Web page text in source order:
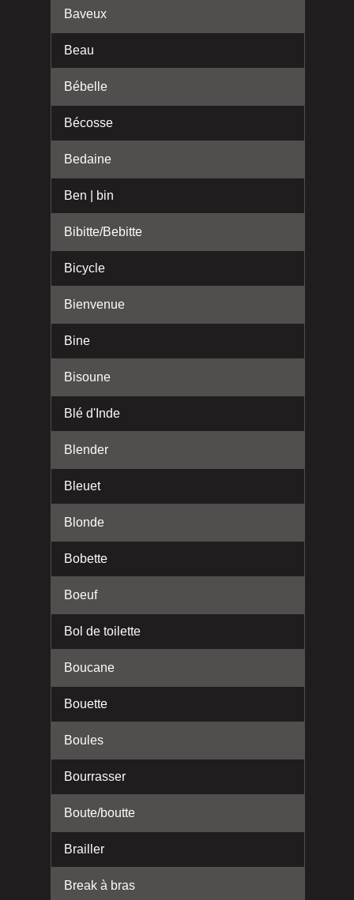
Baveux
Beau
Bébelle
Bécosse
Bedaine
Ben | bin
Bibitte/Bebitte
Bicycle
Bienvenue
Bine
Bisoune
Blé d'Inde
Blender
Bleuet
Blonde
Bobette
Boeuf
Bol de toilette
Boucane
Bouette
Boules
Bourrasser
Boute/boutte
Brailler
Break à bras